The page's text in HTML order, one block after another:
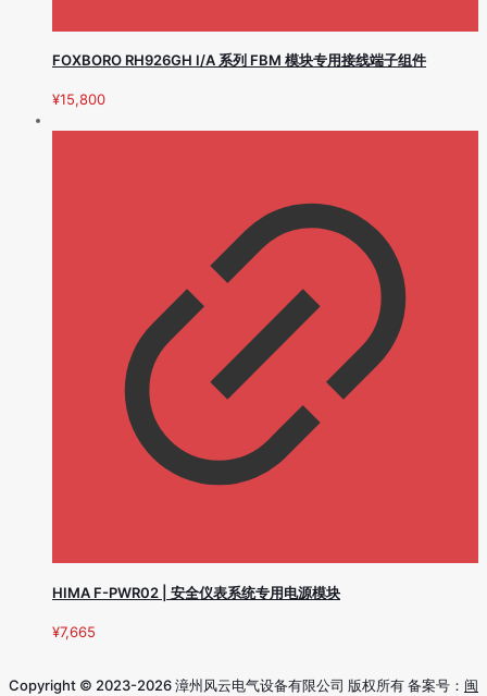
FOXBORO RH926GH I/A 系列 FBM 模块专用接线端子组件
¥15,800
HIMA F-PWR02 | 安全仪表系统专用电源模块
¥7,665
Copyright © 2023-2026 漳州风云电气设备有限公司 版权所有 备案号： 闽